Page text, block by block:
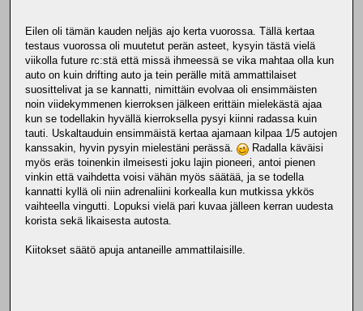
Eilen oli tämän kauden neljäs ajo kerta vuorossa. Tällä kertaa
testaus vuorossa oli muutetut perän asteet, kysyin tästä vielä
viikolla future rc:stä että missä ihmeessä se vika mahtaa olla kun
auto on kuin drifting auto ja tein perälle mitä ammattilaiset
suosittelivat ja se kannatti, nimittäin evolvaa oli ensimmäisten
noin viidekymmenen kierroksen jälkeen erittäin mielekästä ajaa
kun se todellakin hyvällä kierroksella pysyi kiinni radassa kuin
tauti. Uskaltauduin ensimmäistä kertaa ajamaan kilpaa 1/5 autojen
kanssakin, hyvin pysyin mielestäni perässä.
Radalla käväisi
myös eräs toinenkin ilmeisesti joku lajin pioneeri, antoi pienen
vinkin että vaihdetta voisi vähän myös säätää, ja se todella
kannatti kyllä oli niin adrenaliini korkealla kun mutkissa ykkös
vaihteella vingutti. Lopuksi vielä pari kuvaa jälleen kerran uudesta
korista sekä likaisesta autosta.
Kiitokset säätö apuja antaneille ammattilaisille.